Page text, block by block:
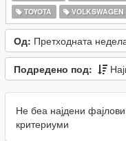
TOYOTA
VOLKSWAGEN
Од: Претходната
Подредено под:
Не беа најдени
критериуми